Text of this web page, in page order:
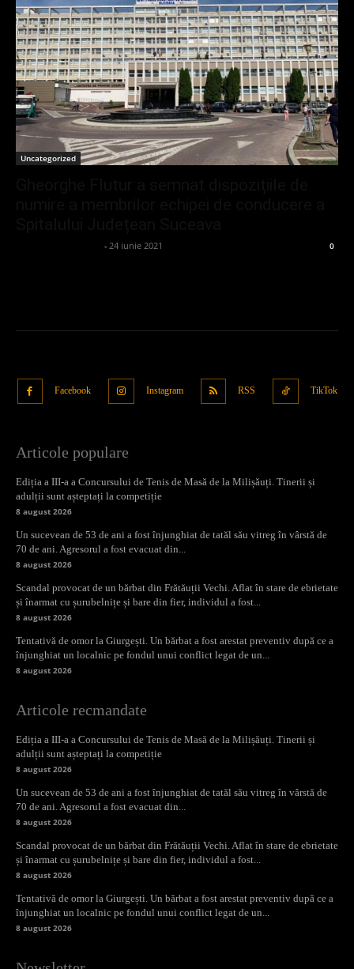
Uncategorized
- 24 iunie 2021 0
Facebook Instagram RSS TikTok
Articole populare
Ediția a III-a a Concursului de Tenis de Masă de la Milișăuți. Tinerii și
adulții sunt așteptați la competiție
8 august 2026
Un sucevean de 53 de ani a fost înjunghiat de tatăl său vitreg în vârstă de
70 de ani. Agresorul a fost evacuat din...
8 august 2026
Scandal provocat de un bărbat din Frătăuții Vechi. Aflat în stare de ebrietate
și înarmat cu șurubelnițe și bare din fier, individul a fost...
8 august 2026
Tentativă de omor la Giurgești. Un bărbat a fost arestat preventiv după ce a
înjunghiat un localnic pe fondul unui conflict legat de un...
8 august 2026
Articole recmandate
Ediția a III-a a Concursului de Tenis de Masă de la Milișăuți. Tinerii și
adulții sunt așteptați la competiție
8 august 2026
Un sucevean de 53 de ani a fost înjunghiat de tatăl său vitreg în vârstă de
70 de ani. Agresorul a fost evacuat din...
8 august 2026
Scandal provocat de un bărbat din Frătăuții Vechi. Aflat în stare de ebrietate
și înarmat cu șurubelnițe și bare din fier, individul a fost...
8 august 2026
Tentativă de omor la Giurgești. Un bărbat a fost arestat preventiv după ce a
înjunghiat un localnic pe fondul unui conflict legat de un...
8 august 2026